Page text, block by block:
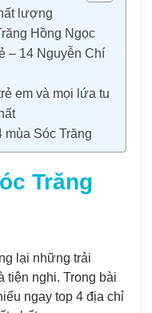
lượng
Hồng Ngọc
– 14 Nguyễn Chí
em và mọi lứa tuổi
mùa Sóc Trăng
Trăng
lại những trải
tiện nghi. Trong bài
ngay top 4 địa chỉ